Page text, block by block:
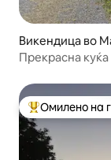
Викендица во
Прекрасна
МеѓуОмилено на